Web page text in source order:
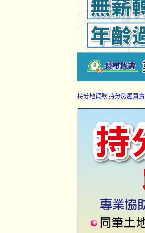
持分地貸款 持分房屋買賣